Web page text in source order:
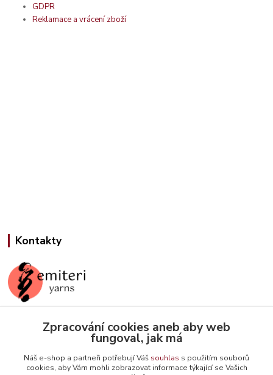
GDPR
Reklamace a vrácení zboží
Kontakty
Jana Slámová
+420 608 507 824
info@emiteriyarns.cz
Zpracování cookies aneb aby web
fungoval, jak má
Náš e-shop a partneři potřebují Váš souhlas s použitím souborů
cookies, aby Vám mohli zobrazovat informace týkající se Vašich